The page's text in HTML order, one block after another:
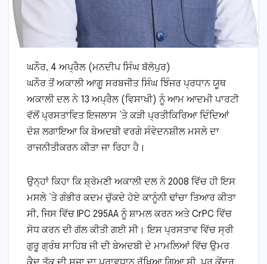
ਘਨੌਰ, 4 ਅਪ੍ਰੈਲ (ਮਨਦੀਪ ਸਿੰਘ ਬੱਲੋਪੁਰ)
ਘਨੌਰ ਤੋਂ ਅਕਾਲੀ ਆਗੂ ਸਰਬਜੀਤ ਸਿੰਘ ਝਿੰਜਰ ਪ੍ਰਧਾਨ ਯੂਥ
ਅਕਾਲੀ ਦਲ ਨੇ 13 ਅਪ੍ਰੈਲ (ਵਿਸਾਖੀ) ਨੂੰ ਆਮ ਆਦਮੀ ਪਾਰਟੀ
ਵੱਲੋਂ ਪ੍ਰਸਤਾਵਿਤ ਇਜਲਾਸ ’ਤੇ ਕੜੀ ਪ੍ਰਤੀਕਿਰਿਆ ਦਿੰਦਿਆਂ
ਦੋਸ਼ ਲਗਾਇਆ ਕਿ ਬੇਅਦਬੀ ਵਰਗੇ ਸੰਵੇਦਨਸ਼ੀਲ ਮਸਲੇ ਦਾ
ਰਾਜਨੀਤੀਕਰਨ ਕੀਤਾ ਜਾ ਰਿਹਾ ਹੈ।
ਉਨ੍ਹਾਂ ਕਿਹਾ ਕਿ ਸ਼੍ਰੋਮਣੀ ਅਕਾਲੀ ਦਲ ਨੇ 2008 ਵਿੱਚ ਹੀ ਇਸ
ਮਸਲੇ ’ਤੇ ਗੰਭੀਰ ਕਦਮ ਚੁੱਕਦੇ ਹੋਏ ਕਾਨੂੰਨੀ ਢਾਂਚਾ ਤਿਆਰ ਕੀਤਾ
ਸੀ, ਜਿਸ ਵਿੱਚ IPC 295AA ਨੂੰ ਸ਼ਾਮਲ ਕਰਨ ਅਤੇ CrPC ਵਿੱਚ
ਸੋਧ ਕਰਨ ਦੀ ਗੱਲ ਕੀਤੀ ਗਈ ਸੀ। ਇਸ ਪ੍ਰਸਤਾਵ ਵਿੱਚ ਸ੍ਰੀ
ਗੁਰੂ ਗ੍ਰੰਥ ਸਾਹਿਬ ਜੀ ਦੀ ਬੇਅਦਬੀ ਦੇ ਮਾਮਲਿਆਂ ਵਿੱਚ ਉਮਰ